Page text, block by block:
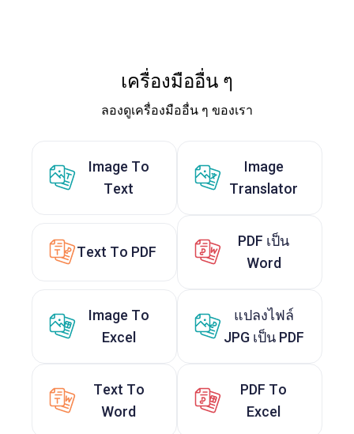
เครื่องมืออื่น ๆ
ลองดูเครื่องมืออื่น ๆ ของเรา
Image To
Text
Image
Translator
Text To PDF
PDF เป็น
Word
Image To
Excel
แปลงไฟล์
JPG เป็น PDF
Text To
Word
PDF To
Excel